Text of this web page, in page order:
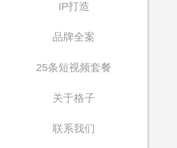
IP打造
品牌全案
25条短视频套餐
关于格子
联系我们